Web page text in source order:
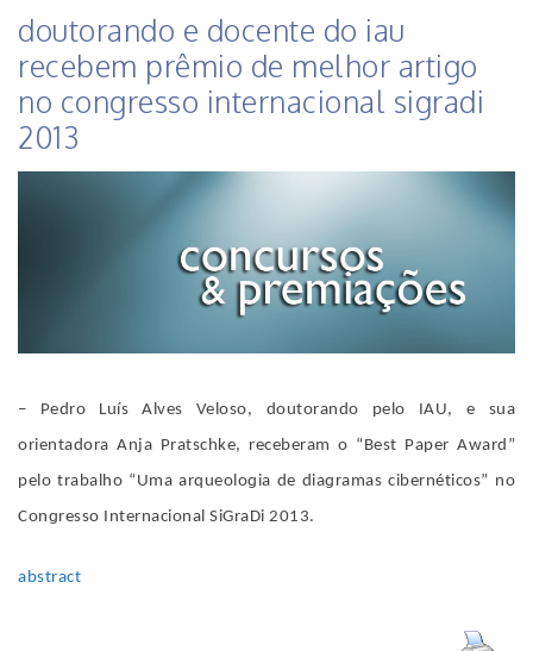
doutorando e docente do iau
recebem prêmio de melhor artigo
no congresso internacional sigradi
2013
– Pedro Luís Alves Veloso, doutorando pelo IAU,
e sua
orientadora Anja Pratschke, receberam o “Best Paper Award”
pelo trabalho “Uma arqueologia de diagramas cibernéticos” no
Congresso Internacional SiGraDi 2013.
abstract